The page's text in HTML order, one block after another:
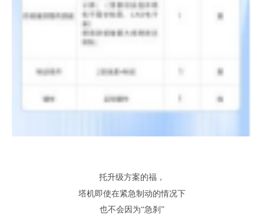
托升级方案的福 ，
塔机即使在紧急制动的情况下
也不会因为“急刹”